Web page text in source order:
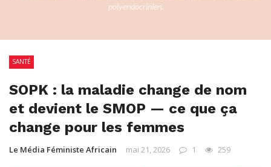
polyendocrinien.
SANTÉ
SOPK : la maladie change de nom
et devient le SMOP — ce que ça
change pour les femmes
Le Média Féministe Africain mai 21, 2026 1 259